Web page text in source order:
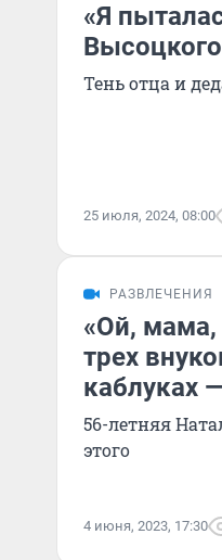
«Я
Тень отца и
25 июля, 2024, 08:00
РАЗВЛЕЧЕНИЯ
«Ой, мама,
трех
каблуках
56-летняя
этого
4 июня, 2023, 17:30